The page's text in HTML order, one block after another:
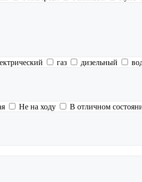
газ дизельный
Не на ходу В отличном